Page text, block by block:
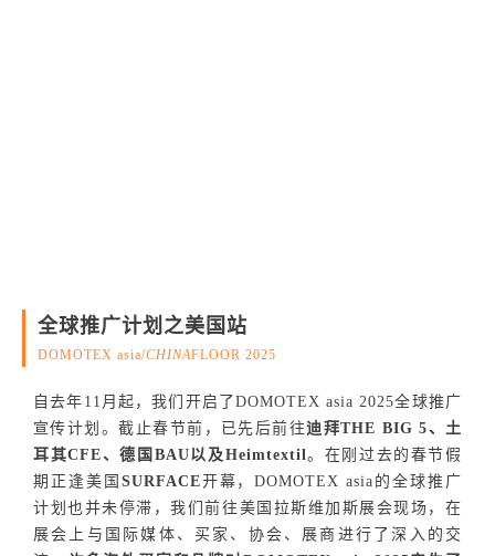
全球推广计划之美国站
DOMOTEX asia/CHINAFLOOR 2025
自去年11月起，我们开启了DOMOTEX asia 2025全球推广
宣传计划。截止春节前，已先后前往迪拜THE BIG 5、土
耳其CFE、德国BAU以及Heimtextil。在刚过去的春节假
期正逢美国 SURFACE开幕，DOMOTEX asia的全球推广
计划也并未停滞，我们前往美国拉斯维加斯展会现场，在
展会上与国际媒体、买家、协会、展商进行了深入的交